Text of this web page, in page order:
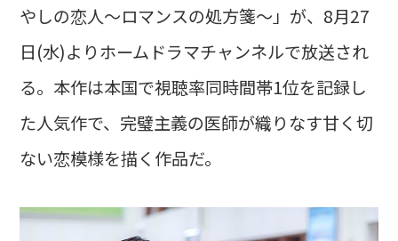
やしの恋人～ロマンスの処方箋～」が、8月27
日(水)よりホームドラマチャンネルで放送され
る。本作は本国で視聴率同時間帯1位を記録し
た人気作で、完璧主義の医師が織りなす甘く切
ない恋模様を描く作品だ。